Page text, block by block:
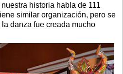
historia habla de 111
similar organización, pero se
danza fue creada mucho